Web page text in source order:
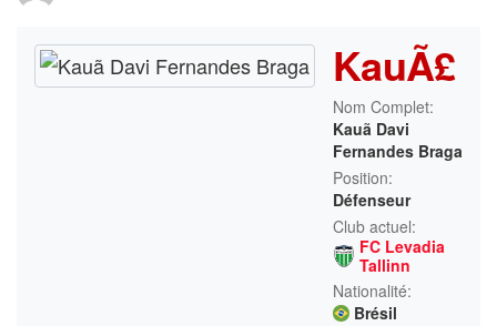
KauÃ£
Nom Complet:
Kauã Davi
Fernandes Braga
Position:
Défenseur
Club actuel:
FC Levadia
Tallinn
Nationalité:
Brésil